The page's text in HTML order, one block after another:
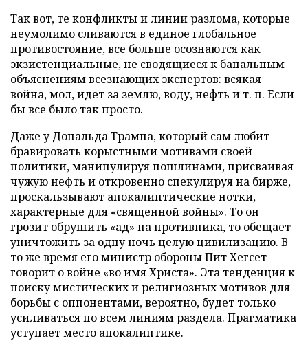
Так вот, те конфликты и линии разлома, которые
неумолимо сливаются в единое глобальное
противостояние, все больше осознаются как
экзистенциальные, не сводящиеся к банальным
объяснениям всезнающих экспертов: всякая
война, мол, идет за землю, воду, нефть и т. п. Если
бы все было так просто.
Даже у Дональда Трампа, который сам любит
бравировать корыстными мотивами своей
политики, манипулируя пошлинами, присваивая
чужую нефть и откровенно спекулируя на бирже,
проскальзывают апокалиптические нотки,
характерные для «священной войны». То он
грозит обрушить «ад» на противника, то обещает
уничтожить за одну ночь целую цивилизацию. В
то же время его министр обороны Пит Хегсет
говорит о войне «во имя Христа». Эта тенденция к
поиску мистических и религиозных мотивов для
борьбы с оппонентами, вероятно, будет только
усиливаться по всем линиям раздела. Прагматика
уступает место апокалиптике.